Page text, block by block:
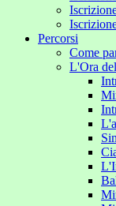
Percorsi
Come
L'Ora